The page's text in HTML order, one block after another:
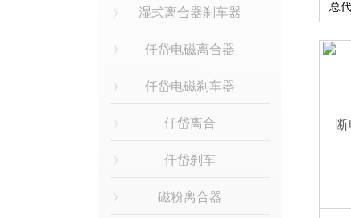
湿式离合器刹车器
仟岱电磁离合器
仟岱电磁刹车器
仟岱离合
仟岱刹车
磁粉离合器
总